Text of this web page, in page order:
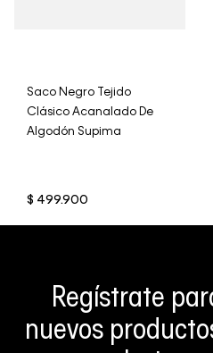
Saco Negro Tejido
Clásico Acanalado De
Algodón Supima
$ 499.900
Regístrate
nuevos